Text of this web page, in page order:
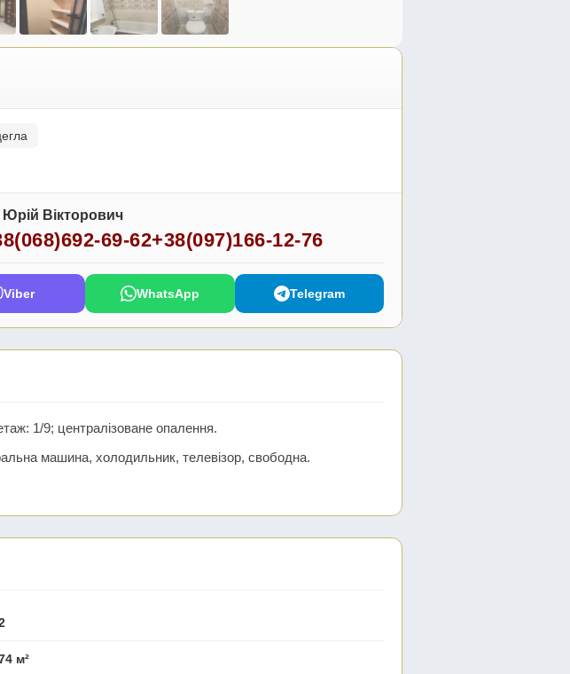
Юрій Вікторович
69-62+38(097)166-12-76
Viber WhatsApp Telegram
1/9; централізоване опалення.
машина, холодильник, телевізор, свободна.
м²